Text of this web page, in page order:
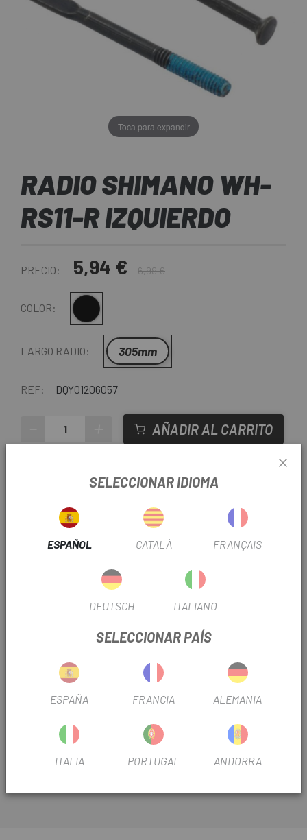
Toca para expandir
RADIO SHIMANO WH-
RS11-R IZQUIERDO
PRECIO: 5,94 € 6,99 €
COLOR: Negro
LARGO RADIO: 305mm
REF: DQY01206057
AÑADIR AL CARRITO
Excepto últimas unidades o productos en liquidación.
Consultar tiempos de entrega estimados al elegir
método de envío.
tienes enEscapa.
SELECCIONAR IDIOMA
ESPAÑOL CATALÀ FRANÇAIS
DEUTSCH ITALIANO
SELECCIONAR PAÍS
ESPAÑA FRANCIA ALEMANIA
ITALIA PORTUGAL ANDORRA